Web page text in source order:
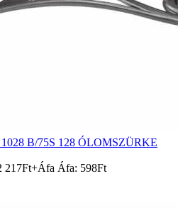
B/75S 128 ÓLOMSZÜRKE
217Ft+Áfa Áfa: 598Ft